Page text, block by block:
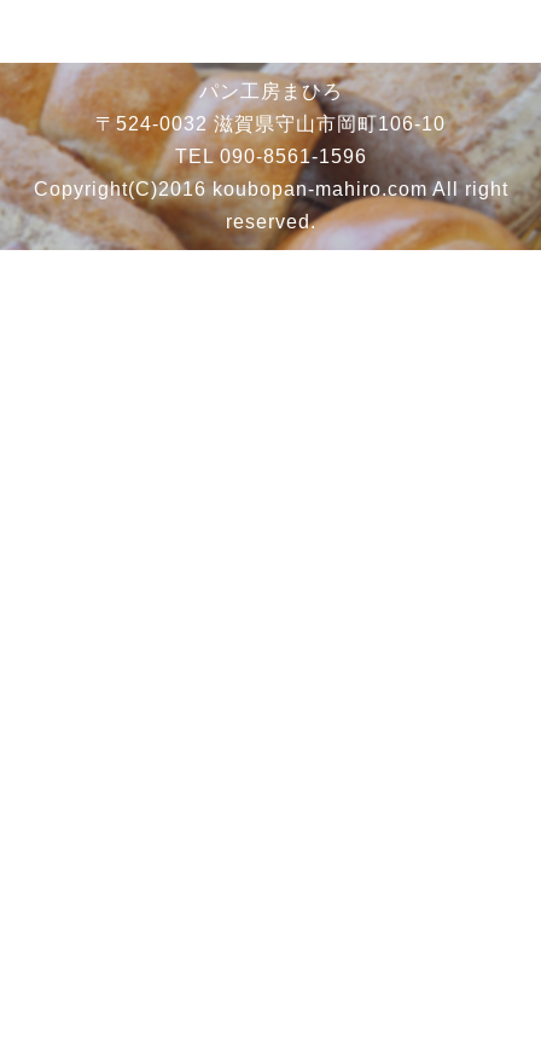
パン工房まひろ
〒524-0032 滋賀県守山市岡町106-10
TEL 090-8561-1596
Copyright(C)2016 koubopan-mahiro.com All right
reserved.